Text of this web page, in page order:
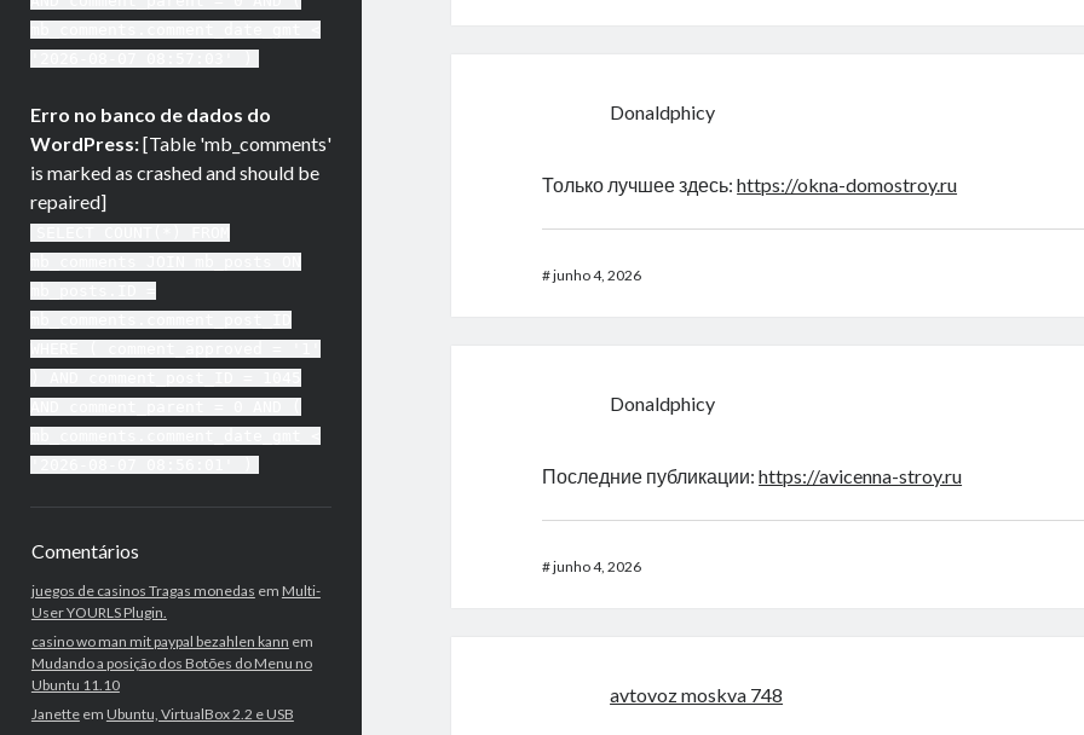
Erro no banco de dados do
WordPress:[Table 'mb_comments'
is marked as crashed and should be
repaired]
Comentários
juegos de casinos Tragas monedas em Multi-
User YOURLS Plugin.
casino wo man mit paypal bezahlen kann em
Mudando a posição dos Botões do Menu no
Ubuntu 11.10
Janetteem Ubuntu, VirtualBox 2.2 e USB
Donaldphicy
Только лучшее здесь:https://okna-domostroy.ru
#junho 4, 2026
Donaldphicy
Последние публикации:https://avicenna-stroy.ru
#junho 4, 2026
avtovoz moskva 748